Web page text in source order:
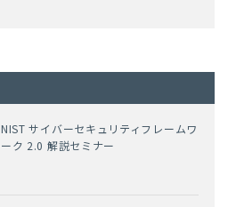
NIST サイバーセキュリティフレームワ
ーク 2.0 解説セミナー